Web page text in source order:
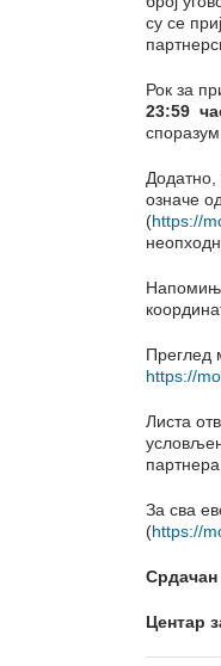
су се
Рок за
23:59
Додатно,
означе
(https://
Преглед
https://
Листа
За сва
(https://
Срдачан
Центар